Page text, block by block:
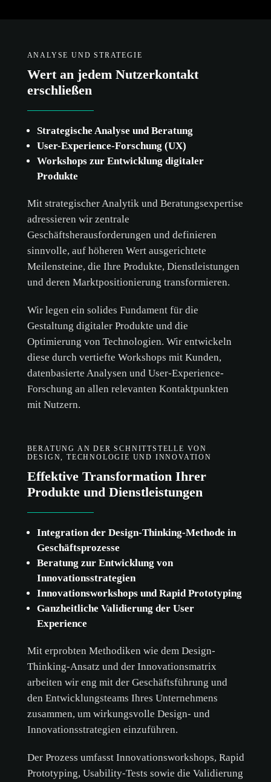
ANALYSE UND STRATEGIE
Wert an jedem Nutzerkontakt
erschließen
Strategische Analyse und Beratung
User-Experience-Forschung (UX)
Workshops zur Entwicklung digitaler
Produkte
Mit strategischer Analytik und Beratungsexpertise
adressieren wir zentrale
Geschäftsherausforderungen und definieren
sinnvolle, auf höheren Wert ausgerichtete
Meilensteine, die Ihre Produkte, Dienstleistungen
und deren Marktpositionierung transformieren.
Wir legen ein solides Fundament für die
Gestaltung digitaler Produkte und die
Optimierung von Technologien. Wir entwickeln
diese durch vertiefte Workshops mit Kunden,
datenbasierte Analysen und User-Experience-
Forschung an allen relevanten Kontaktpunkten
mit Nutzern.
BERATUNG AN DER SCHNITTSTELLE VON
DESIGN, TECHNOLOGIE UND INNOVATION
Effektive Transformation Ihrer
Produkte und Dienstleistungen
Integration der Design-Thinking-Methode in
Geschäftsprozesse
Beratung zur Entwicklung von
Innovationsstrategien
Innovationsworkshops und Rapid Prototyping
Ganzheitliche Validierung der User
Experience
Mit erprobten Methodiken wie dem Design-
Thinking-Ansatz und der Innovationsmatrix
arbeiten wir eng mit der Geschäftsführung und
den Entwicklungsteams Ihres Unternehmens
zusammen, um wirkungsvolle Design- und
Innovationsstrategien einzuführen.
Der Prozess umfasst Innovationsworkshops, Rapid
Prototyping, Usability-Tests sowie die Validierung